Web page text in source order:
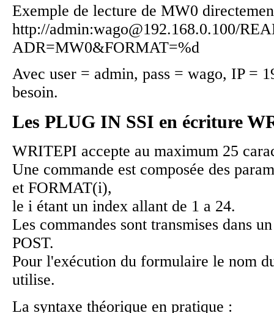
Exemple de lecture de MW0
http://admin:wago@192.168.0.100/
ADR=MW0&FORMAT=%d
Avec user = admin, pass = wago, IP =
besoin.
Les PLUG IN SSI en écriture
WRITEPI accepte au maximum 25
Une commande est composée des
et FORMAT(i),
le i étant un index allant de 1 a 24.
Les commandes sont transmises dans
POST.
Pour l'exécution du formulaire le nom
utilise.
La syntaxe théorique en pratique :